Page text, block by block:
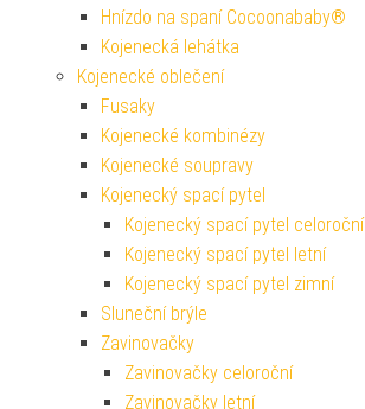
Hnízdo na spaní Cocoonababy®
Kojenecká lehátka
Kojenecké oblečení
Fusaky
Kojenecké kombinézy
Kojenecké soupravy
Kojenecký spací pytel
Kojenecký spací pytel celoroční
Kojenecký spací pytel letní
Kojenecký spací pytel zimní
Sluneční brýle
Zavinovačky
Zavinovačky celoroční
Zavinovačky letní